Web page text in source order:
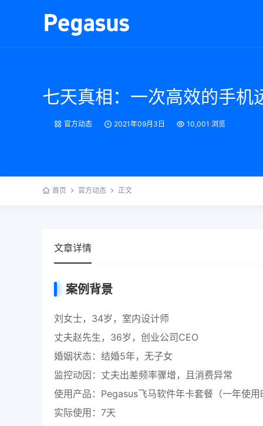
七天真相：一次高效的手机
官方动态 2021年09月3日 10,001 浏览
首页 官方动态 正文
文章详情
案例背景
刘女士，34岁，室内设计师
丈夫赵先生，36岁，创业公司CEO
婚姻状态：结婚5年，无子女
监控动因：丈夫出差频率骤增，且消费异常
使用产品：Pegasus飞马软件年卡套餐（一年使用
实际使用：7天